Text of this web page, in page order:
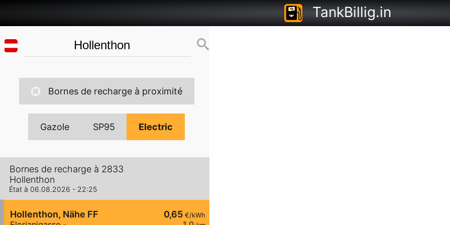
TankBillig.in
Bornes de recharge à proximité
Gazole SP95 Electric
Bornes de recharge à 2833
Hollenthon
État à 06.08.2026 - 22:25
0,65€/kWh
Hollenthon, Nähe FF